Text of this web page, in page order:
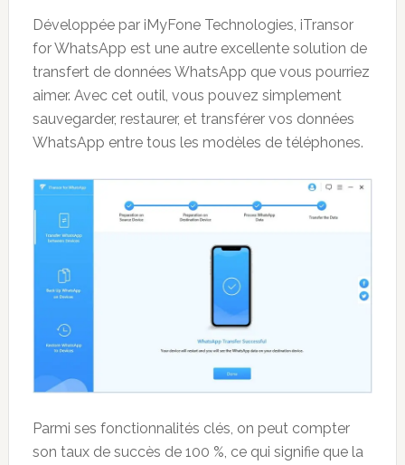
Développée par iMyFone Technologies, iTransor
for WhatsApp est une autre excellente solution de
transfert de données WhatsApp que vous pourriez
aimer. Avec cet outil, vous pouvez simplement
sauvegarder, restaurer, et transférer vos données
WhatsApp entre tous les modèles de téléphones.
Parmi ses fonctionnalités clés, on peut compter
son taux de succès de 100 %, ce qui signifie que la